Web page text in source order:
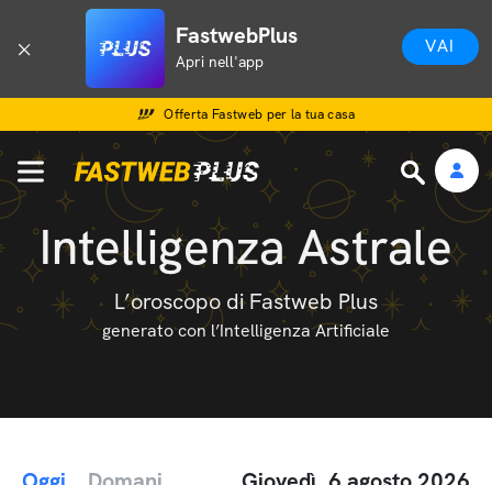
FastwebPlus
Apri nell'app
VAI
Offerta Fastweb per la tua casa
Intelligenza Astrale
L’oroscopo di Fastweb Plus
generato con l’Intelligenza Artificiale